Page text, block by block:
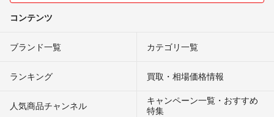
コンテンツ
ブランド一覧 カテゴリ一覧
ランキング 買取・相場価格情報
人気商品チャンネル
キャンペーン一覧・おすすめ
特集